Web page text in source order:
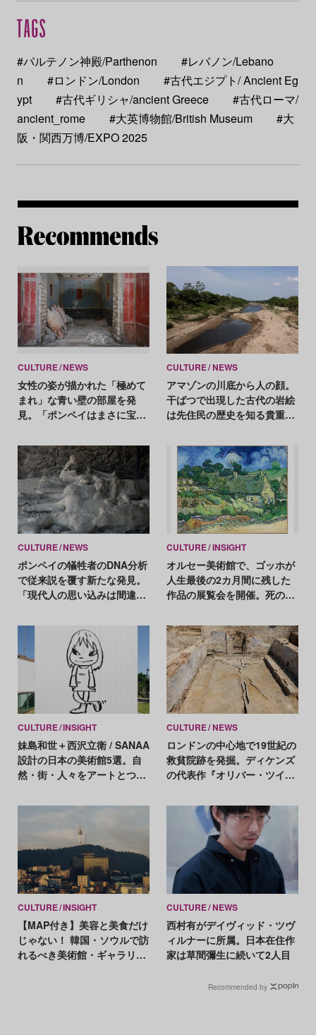
#パルテノン神殿/Parthenon
#レバノン/Lebano
n
#ロンドン/London
#古代エジプト/ Ancient Eg
ypt
#古代ギリシャ/ancient Greece
#古代ローマ/
ancient_rome
#大英博物館/British Museum
#大
阪・関西万博/EXPO 2025
CULTURE NEWS
女性の姿が描かれた「極めて
まれ」な青い壁の部屋を発
見。「ポンペイはまさに宝
CULTURE NEWS
アマゾンの川底から人の顔。
干ばつで出現した古代の岩絵
は先住民の歴史を知る貴重な
CULTURE NEWS
ポンペイの犠牲者のDNA分析
で従来説を覆す新たな発見。
「現代人の思い込みは間違っ
CULTURE INSIGHT
オルセー美術館で、ゴッホが
人生最後の2カ月間に残した
作品の展覧会を開催。死の直
CULTURE INSIGHT
妹島和世＋西沢立衛 / SANAA
設計の日本の美術館5選。自
然・街・人々をアートとつな
CULTURE NEWS
ロンドンの中心地で19世紀の
救貧院跡を発掘。ディケンズ
の代表作『オリバー・ツイス
CULTURE INSIGHT
【MAP付き】美容と美食だけ
じゃない！ 韓国・ソウルで訪
れるべき美術館・ギャラリー
CULTURE NEWS
西村有がデイヴィッド・ツヴ
ィルナーに所属。日本在住作
家は草間彌生に続いて2人目
Recommended by